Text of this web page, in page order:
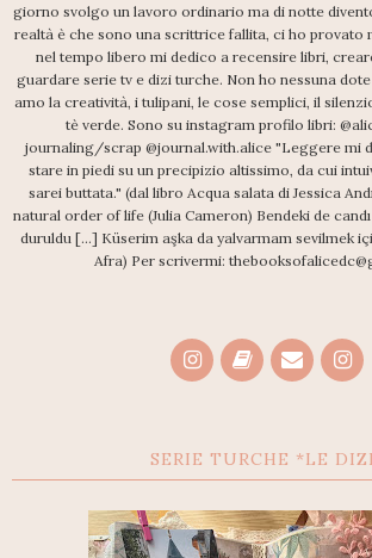
giorno svolgo un lavoro ordinario ma di notte
realtà è che sono una scrittrice fallita, ci ho provato
nel tempo libero mi dedico a recensire libri,
guardare serie tv e dizi turche. Non ho nessuna
amo la creatività, i tulipani, le cose semplici, il
tè verde. Sono su instagram profilo libri:
journaling/scrap @journal.with.alice "Leggere mi
stare in piedi su un precipizio altissimo, da cui
sarei buttata." (dal libro Acqua salata di Jessica
natural order of life (Julia Cameron) Bendeki de candı
duruldu [...] Küserim aşka da yalvarmam sevilmek
Afra) Per scrivermi:
SERIE TURCHE *LE